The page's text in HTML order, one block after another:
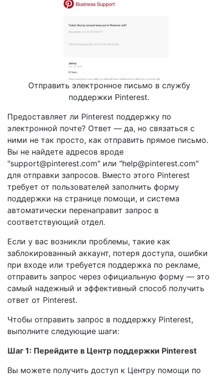
Отправить электронное письмо в службу
поддержки Pinterest.
Предоставляет ли Pinterest поддержку по
электронной почте? Ответ — да, но связаться с
ними не так просто, как отправить прямое письмо.
Вы не найдете адресов вроде
"support@pinterest.com" или "help@pinterest.com"
для отправки запросов. Вместо этого Pinterest
требует от пользователей заполнить форму
поддержки на странице помощи, и система
автоматически перенаправит запрос в
соответствующий отдел.
Если у вас возникли проблемы, такие как
заблокированный аккаунт, потеря доступа, ошибки
при входе или требуется поддержка по рекламе,
отправить запрос через официальную форму — это
самый надежный и эффективный способ получить
ответ от Pinterest.
Чтобы отправить запрос в поддержку Pinterest,
выполните следующие шаги:
Шаг 1: Перейдите в Центр поддержки Pinterest
Вы можете получить доступ к Центру помощи по